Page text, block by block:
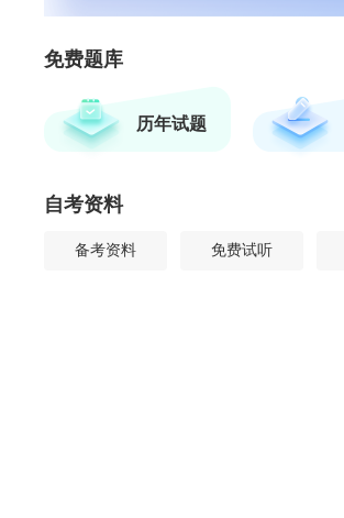
免费题库
历年试题
自考资料
备考资料 免费试听